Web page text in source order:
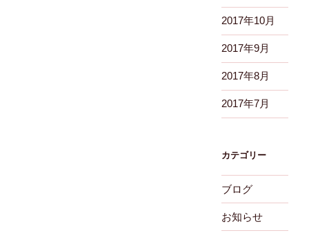
2017年10月
2017年9月
2017年8月
2017年7月
カテゴリー
ブログ
お知らせ